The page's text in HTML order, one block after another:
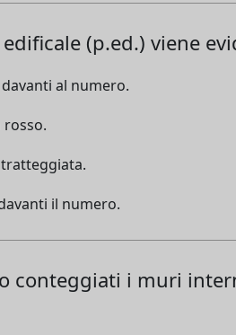
(p.ed.) viene
al numero.
rosso.
il numero.
conteggiati i muri